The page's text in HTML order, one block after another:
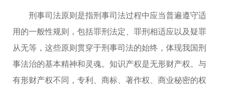
刑事司法原则是指刑事司法过程中应当普遍遵守适
用的一般性规则，包括罪刑法定、罪刑相适应以及疑罪
从无等，这些原则贯穿于刑事司法的始终，体现我国刑
事法治的基本精神和灵魂。知识产权是无形财产权。与
有形财产权不同，专利、商标、著作权、商业秘密的权